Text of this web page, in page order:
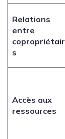
Relations
entre
s
Accès aux
ressources